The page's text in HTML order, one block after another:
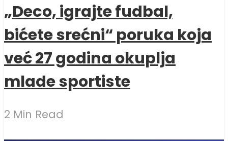
„Deco, igrajte fudbal,
bićete srećni“ poruka koja
već 27 godina okuplja
mlade sportiste
2 Min Read